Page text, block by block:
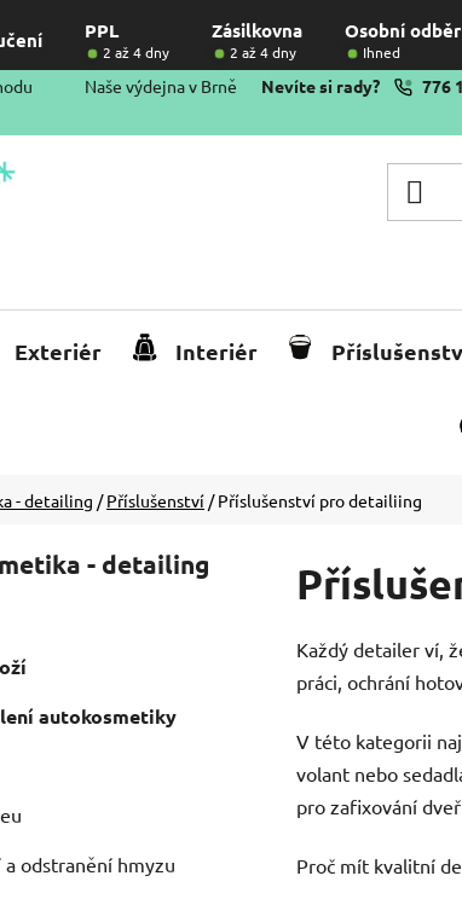
PPL Zásilkovna Osobní odběr
2 až 4 dny 2 až 4 dny Ihned
Naše výdejna v Brně Nevíte si rady? 776
Exteriér Interiér
- detailing / Příslušenství / Příslušenství pro detailiing
- detailing
autokosmetiky
odstranění hmyzu
Každý detailer ví,
práci, ochrání
V této kategorii
volant nebo
pro zafixování
Proč mít kvalitní